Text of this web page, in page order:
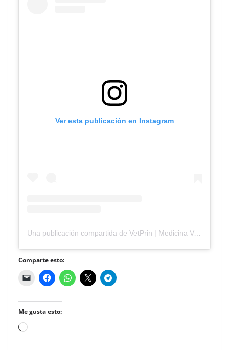
Ver esta publicación en Instagram
Una publicación compartida de VetPrin | Medicina Veterinaria (@vetprin)
Comparte esto:
Me gusta esto:
Cargando...